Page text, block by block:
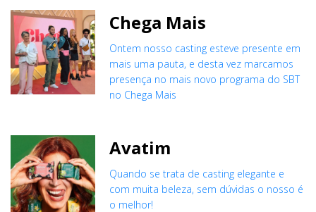
Chega Mais
Ontem nosso casting esteve presente em
mais uma pauta, e desta vez marcamos
presença no mais novo programa do SBT
no Chega Mais
Avatim
Quando se trata de casting elegante e
com muita beleza, sem dúvidas o nosso é
o melhor!